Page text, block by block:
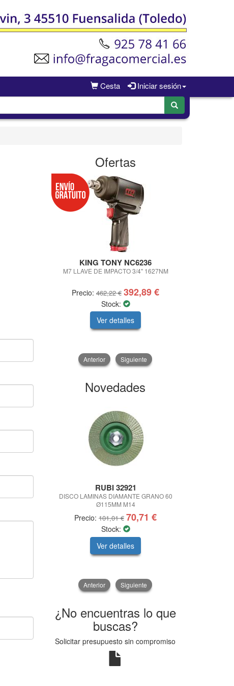
Cesta Iniciar sesión
Ofertas
KING TONY NC6236
M7 LLAVE DE IMPACTO 3/4" 1627NM
Precio: 462,22 € 392,89 €
Stock:
Ver detalles
Anterior Siguiente
Novedades
RUBI 32921
DISCO LAMINAS DIAMANTE GRANO 60
Ø115MM M14
Precio: 101,01 € 70,71 €
Stock:
Ver detalles
Anterior Siguiente
¿No encuentras lo que
buscas?
Solicitar presupuesto sin compromiso